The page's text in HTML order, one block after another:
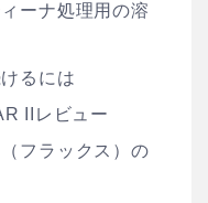
ーナ処理用の溶
るには
IIレビュー
フラックス）の